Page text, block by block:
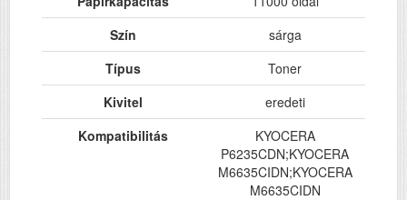
Szín
sárga
Típus
Toner
Kivitel
eredeti
Kompatibilitás
KYOCERA
P6235CDN;KYOCERA
M6635CIDN;KYOCERA
M6635CIDN